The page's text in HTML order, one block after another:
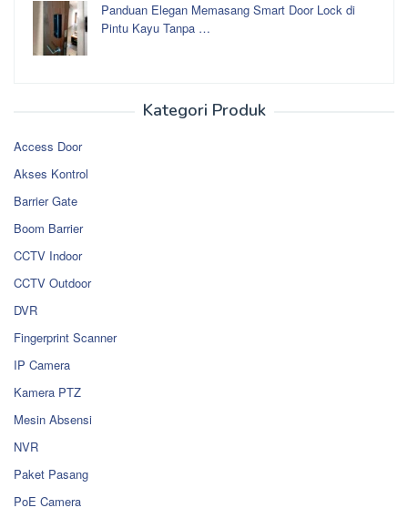
Panduan Elegan Memasang Smart Door Lock di
Pintu Kayu Tanpa …
Kategori Produk
Access Door
Akses Kontrol
Barrier Gate
Boom Barrier
CCTV Indoor
CCTV Outdoor
DVR
Fingerprint Scanner
IP Camera
Kamera PTZ
Mesin Absensi
NVR
Paket Pasang
PoE Camera